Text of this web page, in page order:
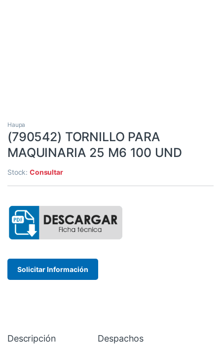
Haupa
(790542) TORNILLO PARA
MAQUINARIA 25 M6 100 UND
Stock:Consultar
Solicitar Información
Descripción Despachos